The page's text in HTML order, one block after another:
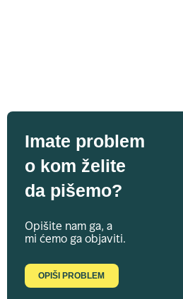
Imate problem
o kom želite
da pišemo?
Opišite nam ga, a
mi ćemo ga objaviti.
OPIŠI PROBLEM